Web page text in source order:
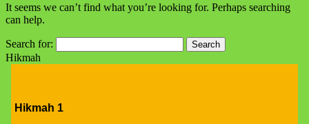
It seems we can’t find what you’re looking for. Perhaps searching
can help.
Search for:
Hikmah
Hikmah 1